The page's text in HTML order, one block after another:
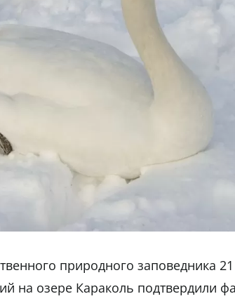
природного заповедника
на озере Караколь подтвердили